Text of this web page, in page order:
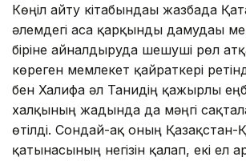
Көңіл айту кітабындағы жазбада
әлемдегі аса қарқынды дамудағы
біріне айналдыруда шешуші рөл
көреген мемлекет қайраткері
бен Халифа әл Танидің қажырлы
халқының жадында да мәңгі
өтілді. Сондай-ақ оның Қазақстан-
қатынасының негізін қалап, екі ел